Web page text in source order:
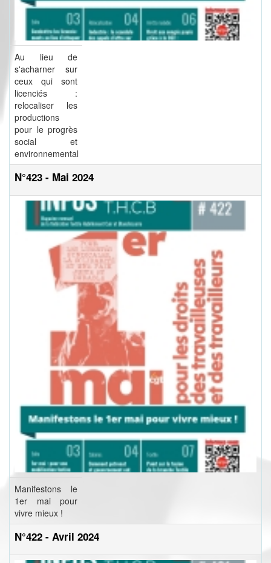
Au lieu de
s'acharner sur
ceux qui sont
licenciés :
relocaliser les
productions
pour le progrès
social et
environnemental
N°423 - Mai 2024
Manifestons le
1er mai pour
vivre mieux !
N°422 - Avril 2024